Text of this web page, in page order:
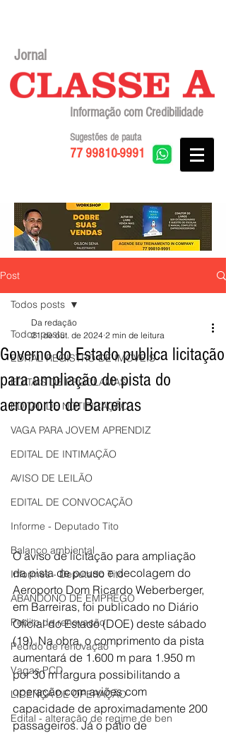
Jornal
Informação com Credibilidade
77 99810-9991
Sugestões de pauta
Post
Todos posts
EDITAL REGISTRO DE IMÓVEIS
EDITAIS DE PROCLAMAS
EDITAL DE NOTIFICAÇÃO
VAGA PARA JOVEM APRENDIZ
EDITAL DE INTIMAÇÃO
AVISO DE LEILÃO
EDITAL DE CONVOCAÇÃO
Informe - Deputado Tito
Balanço ambiental
Informes - Deputado Tito
ABANDONO DE EMPREGO
Pedito de renovação
Pedido de renovação
Vagas PCD
LICENÇA DE OPERAÇÃO
Edital - alteração de regime de ben
Todos posts
Governo do Estado publica licitação
para ampliação de pista do
aeroporto de Barreiras
Da redação
21 de out. de 2024 2 min de leitura
O aviso de licitação para ampliação
da pista de pouso e decolagem do
Aeroporto Dom Ricardo Weberberger,
em Barreiras, foi publicado no Diário
Oficial do Estado (DOE) deste sábado
(19). Na obra, o comprimento da pista
aumentará de 1.600 m para 1.950 m
por 30 m largura possibilitando a
operação com aviões com
capacidade de aproximadamente 200
passageiros. Já o pátio de